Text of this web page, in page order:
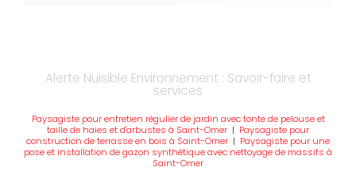
Alerte Nuisible Environnement : Savoir-faire et
services
Paysagiste pour entretien régulier de jardin avec tonte de pelouse et
taille de haies et d'arbustes à Saint-Omer | Paysagiste pour
construction de terrasse en bois à Saint-Omer | Paysagiste pour une
pose et installation de gazon synthétique avec nettoyage de massifs à
Saint-Omer